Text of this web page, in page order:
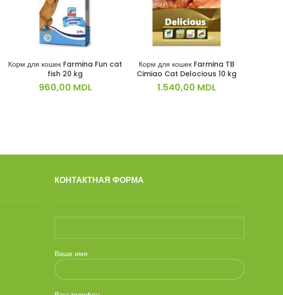
В КОРЗИНУ
Корм для кошек Farmina Fun cat
fish 20 kg
960,00 MDL
В КОРЗИНУ
Корм для кошек Farmina TB
Cimiao Cat Delocious 10 kg
1.540,00 MDL
КОНТАКТНАЯ ФОРМА
Ваше имя